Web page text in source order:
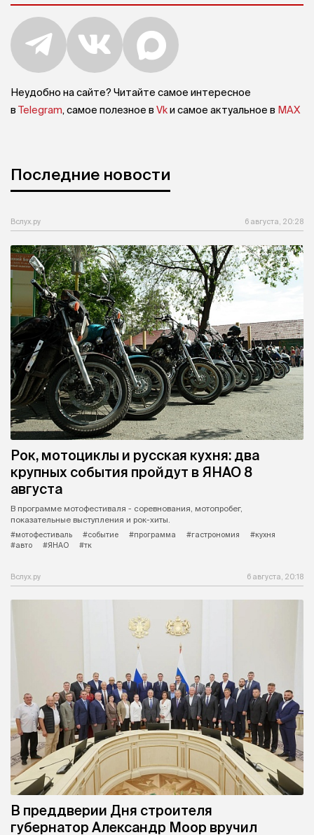
Неудобно на сайте? Читайте самое интересное
в Telegram, самое полезное в Vkи самое актуальное в MAX
Последние новости
Вслух.ру 6 августа, 20:28
Рок, мотоциклы и русская кухня: два
крупных события пройдут в ЯНАО 8
августа
В программе мотофестиваля - соревнования, мотопробег,
показательные выступления и рок-хиты.
#мотофестиваль
#событие #программа #гастрономия
#кухня
#авто
#ЯНАО #тк
Вслух.ру 6 августа, 20:18
В преддверии Дня строителя
губернатор Александр Моор вручил